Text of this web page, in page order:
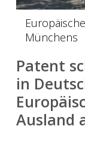
Münchens
Patent
in
Ausland